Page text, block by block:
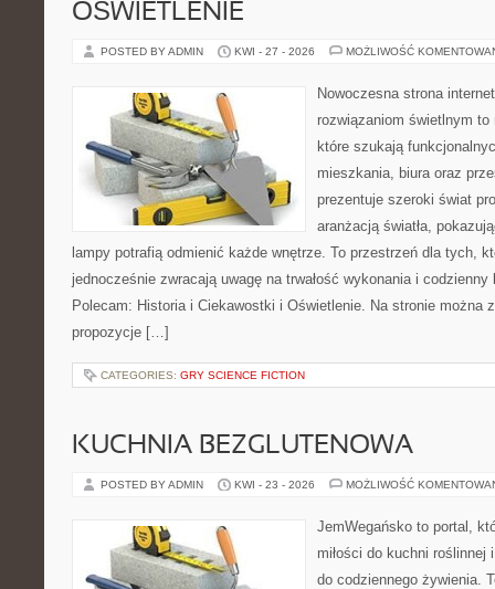
OŚWIETLENIE
POSTED BY ADMIN KWI - 27 - 2026 MOŻLIWOŚĆ
Nowoczesna strona
rozwiązaniom świetlnym
które szukają
mieszkania, biura oraz
prezentuje szeroki świat
aranżacją światła,
lampy potrafią odmienić każde wnętrze. To przestrzeń dla tych,
jednocześnie zwracają uwagę na trwałość wykonania i
Polecam: Historia i Ciekawostki i Oświetlenie. Na stronie można
propozycje […]
CATEGORIES: GRY SCIENCE FICTION
KUCHNIA BEZGLUTENOWA
POSTED BY ADMIN KWI - 23 - 2026 MOŻLIWOŚĆ
JemWegańsko to portal,
miłości do kuchni
do codziennego żywienia.